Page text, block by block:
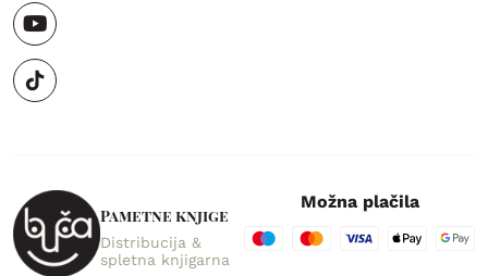
Pametne knjige
Distribucija &
spletna knjigarna
Možna plačila